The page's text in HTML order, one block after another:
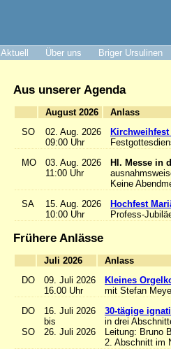
Aktuell Über uns Briger Ursulinen
Aus unserer Agenda
August 2026
SO
02. Aug. 2026
09:00 Uhr
MO
03. Aug. 2026
11:00 Uhr
Hl. Messe in
Keine
SA
15. Aug. 2026
10:00 Uhr
Hochfest
Profess-
Frühere Anlässe
Juli 2026
DO
09. Juli 2026
16.00 Uhr
Kleines
mit Stefan
DO
SO
16. Juli 2026
bis
26. Juli 2026
30-tägige
in drei
Leitung: Bruno
2. Abschnitt im